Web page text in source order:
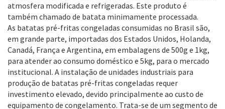
atmosfera modificada e refrigeradas. Este produto é
também chamado de batata minimamente processada.
As batatas pré-fritas congeladas consumidas no Brasil são,
em grande parte, importadas dos Estados Unidos, Holanda,
Canadá, França e Argentina, em embalagens de 500g e 1kg,
para atender ao consumo doméstico e 5kg, para o mercado
institucional. A instalação de unidades industriais para
produção de batatas pré-fritas congeladas requer
investimento elevado, devido principalmente ao custo de
equipamento de congelamento. Trata-se de um segmento de